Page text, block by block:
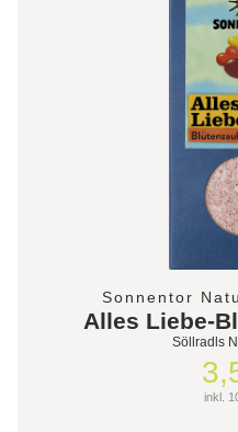
Sonnentor
Alles Liebe-
Söllradls
inkl.